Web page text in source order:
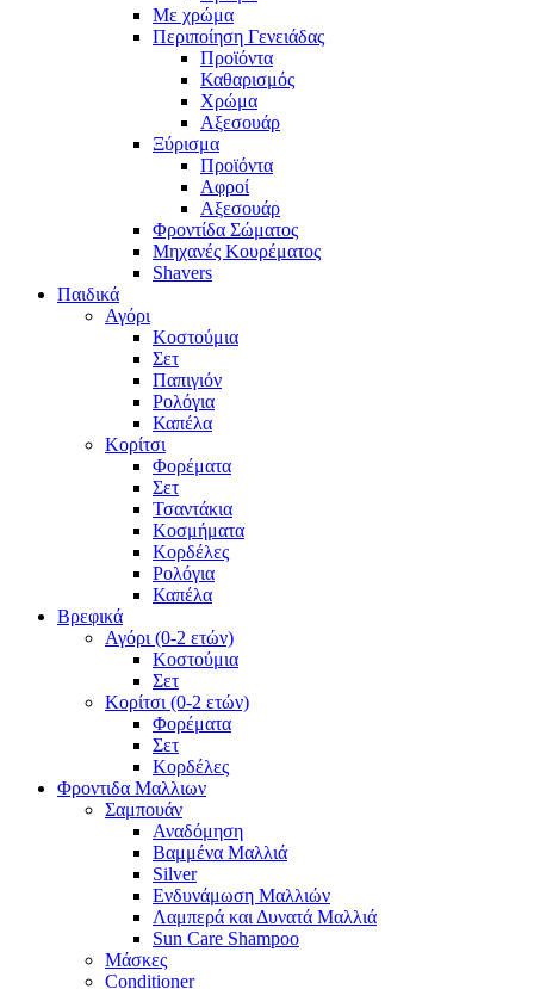
Με χρώμα
Περιποίηση Γενειάδας
Προϊόντα
Καθαρισμός
Χρώμα
Αξεσουάρ
Ξύρισμα
Προϊόντα
Αφροί
Αξεσουάρ
Φροντίδα Σώματος
Μηχανές Κουρέματος
Shavers
Παιδικά
Αγόρι
Κοστούμια
Σετ
Παπιγιόν
Ρολόγια
Καπέλα
Κορίτσι
Φορέματα
Σετ
Τσαντάκια
Κοσμήματα
Κορδέλες
Ρολόγια
Καπέλα
Βρεφικά
Αγόρι (0-2 ετών)
Κοστούμια
Σετ
Κορίτσι (0-2 ετών)
Φορέματα
Σετ
Κορδέλες
Φροντιδα Μαλλιων
Σαμπουάν
Αναδόμηση
Βαμμένα Μαλλιά
Silver
Ενδυνάμωση Μαλλιών
Λαμπερά και Δυνατά Μαλλιά
Sun Care Shampoo
Μάσκες
Conditioner